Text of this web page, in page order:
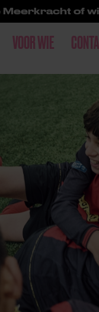
Meerkracht of
VOOR WIE